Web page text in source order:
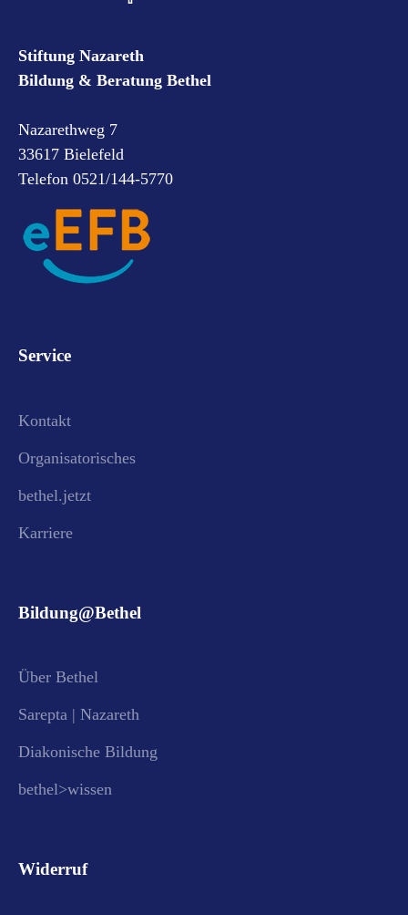
Stiftung Nazareth
Bildung & Beratung Bethel
Nazarethweg 7
33617 Bielefeld
Telefon 0521/144-5770
Service
Kontakt
Organisatorisches
bethel.jetzt
Karriere
Bildung@Bethel
Über Bethel
Sarepta | Nazareth
Diakonische Bildung
bethel>wissen
Widerruf